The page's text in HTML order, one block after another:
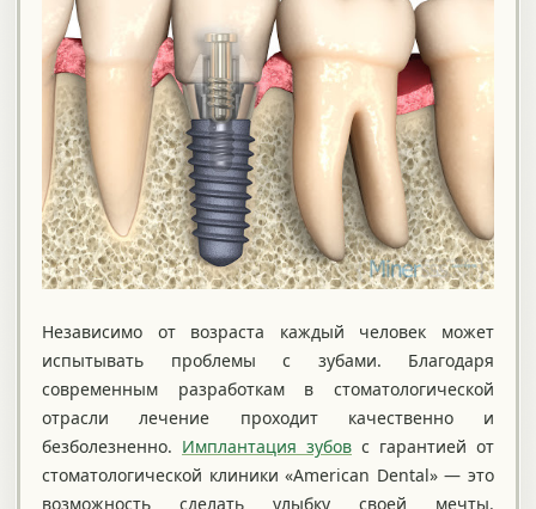
Независимо от возраста каждый человек может
испытывать проблемы с зубами. Благодаря
современным разработкам в стоматологической
отрасли лечение проходит качественно и
безболезненно. Имплантация зубов с гарантией от
стоматологической клиники «American Dental» — это
возможность сделать улыбку своей мечты.